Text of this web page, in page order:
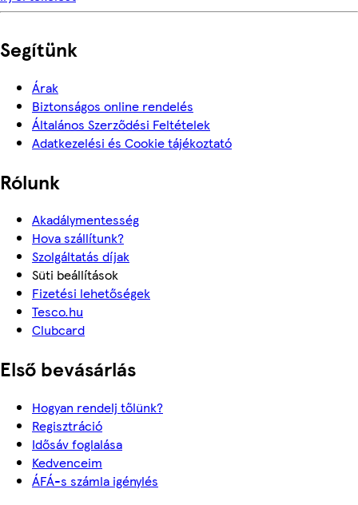
Segítünk
Árak
Biztonságos online rendelés
Általános Szerződési Feltételek
Adatkezelési és Cookie tájékoztató
Rólunk
Akadálymentesség
Hova szállítunk?
Szolgáltatás díjak
Süti beállítások
Fizetési lehetőségek
Tesco.hu
Clubcard
Első bevásárlás
Hogyan rendelj tőlünk?
Regisztráció
Idősáv foglalása
Kedvenceim
ÁFÁ-s számla igénylés